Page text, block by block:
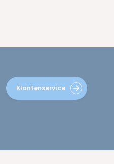
Klantenservice